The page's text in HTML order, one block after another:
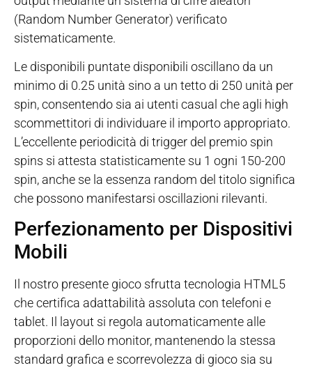
(Random Number Generator) verificato
sistematicamente.
Le disponibili puntate disponibili oscillano da un
minimo di 0.25 unità sino a un tetto di 250 unità per
spin, consentendo sia ai utenti casual che agli high
scommettitori di individuare il importo appropriato.
L’eccellente periodicità di trigger del premio spin
spins si attesta statisticamente su 1 ogni 150-200
spin, anche se la essenza random del titolo significa
che possono manifestarsi oscillazioni rilevanti.
Perfezionamento per Dispositivi
Mobili
Il nostro presente gioco sfrutta tecnologia HTML5
che certifica adattabilità assoluta con telefoni e
tablet. Il layout si regola automaticamente alle
proporzioni dello monitor, mantenendo la stessa
standard grafica e scorrevolezza di gioco sia su